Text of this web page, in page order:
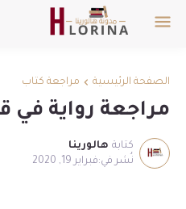
الصفحة الرئيسية مراجعة كتاب
مراجعة رواية في
كتابة هالورينا
فبراير 19, 2020